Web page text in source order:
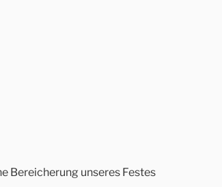
Bereicherung unseres Festes